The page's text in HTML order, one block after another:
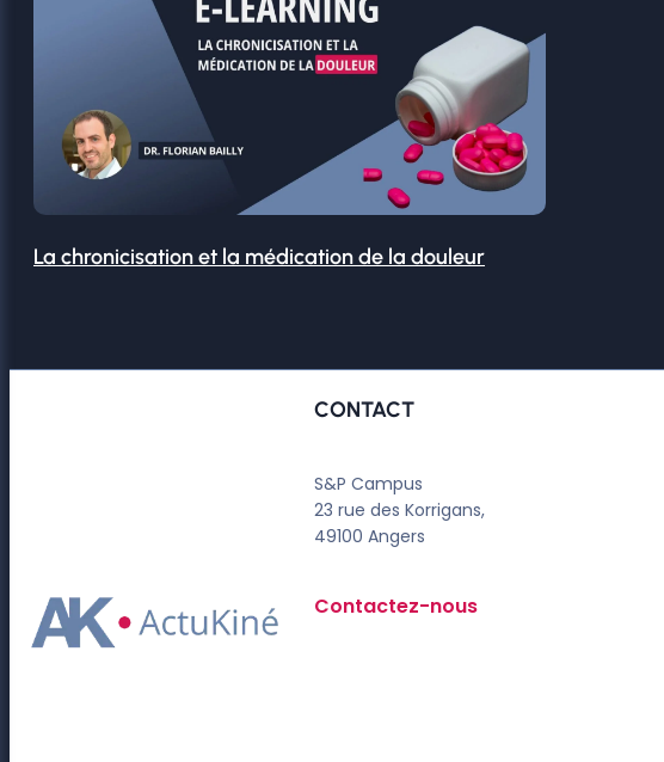
La chronicisation et la médication de la douleur
CONTACT
S&P Campus
23 rue des Korrigans,
49100 Angers
Contactez-nous